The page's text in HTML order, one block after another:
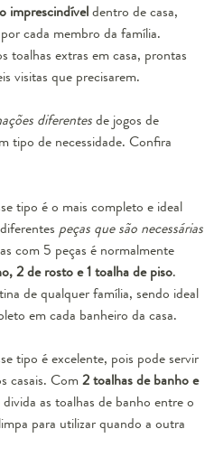
imprescindíveldentro de casa,
cada membro da família.
toalhas extras em casa, prontas
visitas que precisarem.
diferentesde jogos de
tipo de necessidade. Confira
tipo é o mais completo e ideal
peças que são necessárias
com 5 peças é normalmente
2 de rosto e 1 toalha de piso.
de qualquer família, sendo ideal
em cada banheiro da casa.
tipo é excelente, pois pode servir
casais. Com2 toalhas de banho e
as toalhas de banho entre o
para utilizar quando a outra